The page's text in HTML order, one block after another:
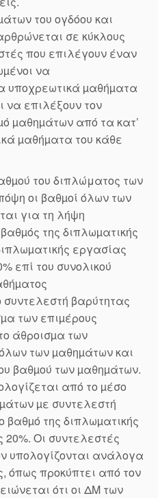
του ογδόου και
σε κύκλους
που επιλέγουν έναν
να
υποχρεωτικά µαθήµατα
να επιλέξουν τον
µαθηµάτων από τα κατ’
µαθήµατα του κάθε
του διπλώματος των
οι βαθµοί όλων των
για τη λήψη
της διπλωµατικής
εργασίας
επί του συνολικού
βαρύτητας
των επιµέρους
άθροισµα των
των µαθηµάτων και
βαθµού των µαθηµάτων.
από το µέσο
µε συντελεστή
βαθµό της διπλωµατικής
Οι συντελεστές
υπολογίζονται ανάλογα
όπως προκύπτει από τον
ότι οι ΔΜ των